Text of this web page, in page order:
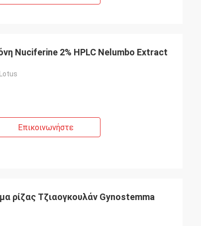
Nuciferine 2% HPLC Nelumbo Extract
Επικοινωνήστε
ρίζας Τζιαογκουλάν Gynostemma